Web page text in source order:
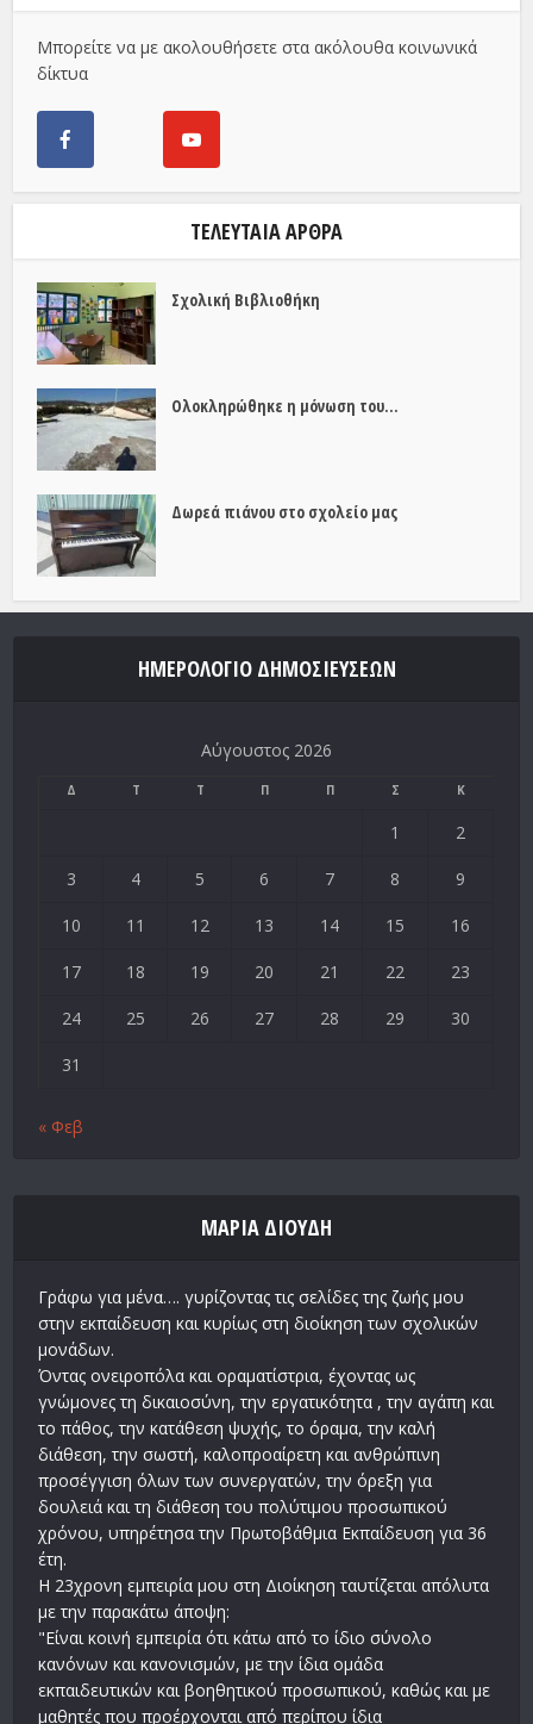
Μπορείτε να με ακολουθήσετε στα ακόλουθα κοινωνικά
δίκτυα
ΤΕΛΕΥΤΑΊΑ ΆΡΘΡΑ
Σχολική Βιβλιοθήκη
Ολοκληρώθηκε η μόνωση του...
Δωρεά πιάνου στο σχολείο μας
ΗΜΕΡΟΛΌΓΙΟ ΔΗΜΟΣΙΕΎΣΕΩΝ
Αύγουστος 2026
Δ Τ Τ Π Π Σ Κ
1 2
3 4 5 6 7 8 9
10 11 12 13 14 15 16
17 18 19 20 21 22 23
24 25 26 27 28 29 30
31
« Φεβ
ΜΑΡΙΑ ΔΙΟΥΔΗ
Γράφω για μένα…. γυρίζοντας τις σελίδες της ζωής μου
στην εκπαίδευση και κυρίως στη διοίκηση των σχολικών
μονάδων.
Όντας ονειροπόλα και οραματίστρια, έχοντας ως
γνώμονες τη δικαιοσύνη, την εργατικότητα , την αγάπη και
το πάθος, την κατάθεση ψυχής, το όραμα, την καλή
διάθεση, την σωστή, καλοπροαίρετη και ανθρώπινη
προσέγγιση όλων των συνεργατών, την όρεξη για
δουλειά και τη διάθεση του πολύτιμου προσωπικού
χρόνου, υπηρέτησα την Πρωτοβάθμια Εκπαίδευση για 36
έτη.
Η 23χρονη εμπειρία μου στη Διοίκηση ταυτίζεται απόλυτα
με την παρακάτω άποψη:
"Είναι κοινή εμπειρία ότι κάτω από το ίδιο σύνολο
κανόνων και κανονισμών, με την ίδια ομάδα
εκπαιδευτικών και βοηθητικού προσωπικού, καθώς και με
μαθητές που προέρχονται από περίπου ίδια